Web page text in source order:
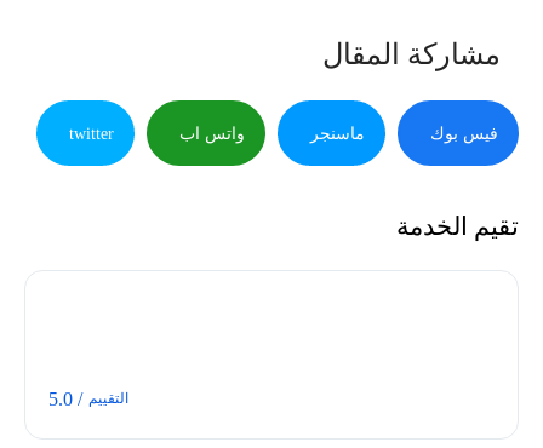
مشاركة المقال
فيس بوك ماسنجر واتس اب twitter
تقيم الخدمة
التقييم / 5.0